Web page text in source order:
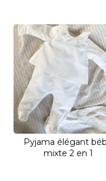
Pyjama élégant
mixte 2 en 1